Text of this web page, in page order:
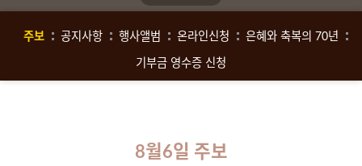
주보 공지사항 행사앨범 온라인신청 은혜와 축복의 70년
기부금 영수증 신청
8월6일 주보